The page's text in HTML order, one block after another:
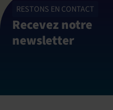
RESTONS EN CONTACT
Recevez notre
newsletter